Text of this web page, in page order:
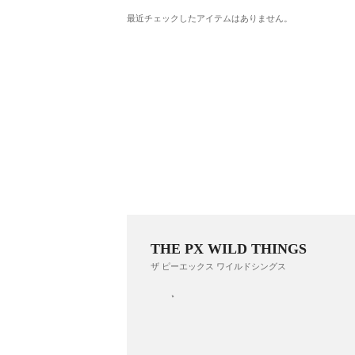
最近チェックしたアイテムはありません。
THE PX WILD THINGS
ザ ピーエックス ワイルドシングス